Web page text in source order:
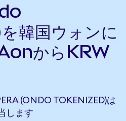
韓国ウォンに
からKRW
(ONDO TOKENIZED)は
します